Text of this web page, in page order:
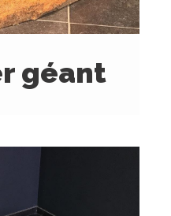
géant